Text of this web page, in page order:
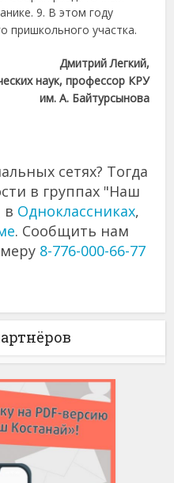
9. В этом году
пришкольного участка.
Дмитрий Легкий,
наук, профессор КРУ
им. А. Байтурсынова
сетях? Тогда
в группах "Наш
в Одноклассниках,
. Сообщить нам
8-776-000-66-77